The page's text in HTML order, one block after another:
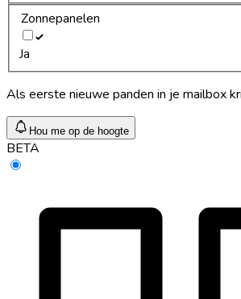
Zonnepanelen
Ja
Als eerste nieuwe panden in je mailbox
Hou me op de hoogte
BETA